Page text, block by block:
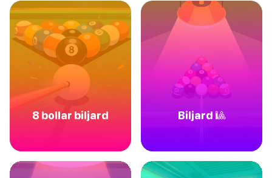
8 bollar biljard Biljard 🎱